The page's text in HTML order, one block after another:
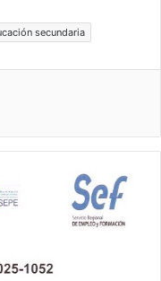
secundaria